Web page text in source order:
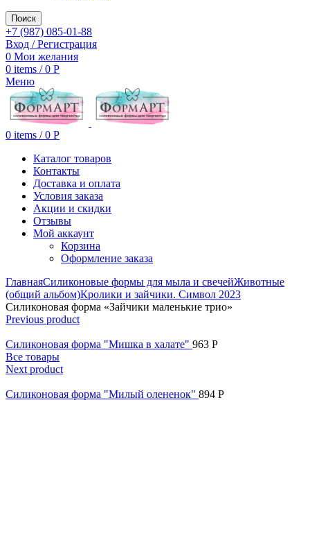
Поиск
+7 (987) 085-01-88
Вход / Регистрация
0 Мои желания
0 items / 0 Р
Меню
0 items / 0 Р
Каталог товаров
Контакты
Доставка и оплата
Условия заказа
Акции и скидки
Отзывы
Мой аккаунт
Корзина
Оформление заказа
ГлавнаяСиликоновые формы для мыла и свечейЖивотные
(общий альбом)Кролики и зайчики. Символ 2023
Силиконовая форма «Зайчики маленькие трио»
Previous product
Силиконовая форма "Мишка в халате" 963 Р
Все товары
Next product
Силиконовая форма "Милый олененок" 894 Р